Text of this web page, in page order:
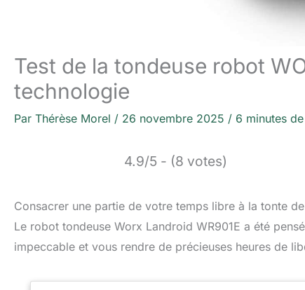
Test de la tondeuse robot
technologie
Par Thérèse Morel / 26 novembre 2025 / 6 minutes
4.9/5 - (8 votes)
Consacrer une partie de votre temps libre à la tonte
Le robot tondeuse Worx Landroid WR901E a été
impeccable et vous rendre de précieuses heures de